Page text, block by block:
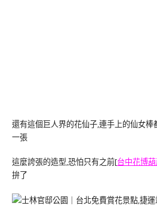
還有這個巨人界的花仙子,連手上的仙女棒
一張
這麼誇張的造型,恐怕只有之前[台中花博
拚了